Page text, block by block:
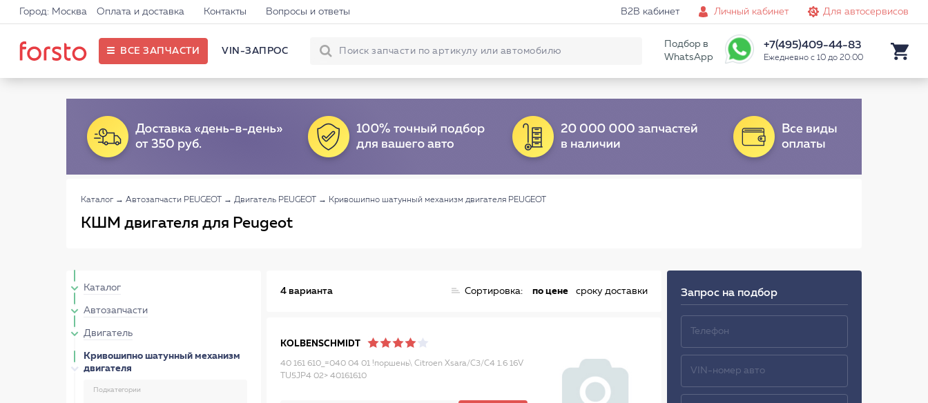
Город: Москва Оплата и доставка Контакты Вопросы и ответы B2B кабинет Личный кабинет Для автосервисов
ВСЕ ЗАПЧАСТИ VIN-ЗАПРОС
Подбор в
WhatsApp
+7(495)409-44-83
Ежедневно с 10 до 20:00
Каталог → Автозапчасти PEUGEOT → Двигатель PEUGEOT → Кривошипно шатунный механизм двигателя PEUGEOT
КШМ двигателя для Peugeot
Каталог
Автозапчасти
Двигатель
Кривошипно шатунный механизм
двигателя
Подкатегории
4 варианта Сортировка: по цене сроку доставки
KOLBENSCHMIDT
40 161 610_=040 04 01 !поршень\ Citroen Xsara/C3/C4 1.6 16V
TU5JP4 02> 40161610
Запрос на подбор